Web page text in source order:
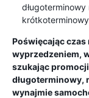
Poświęcając
wyprzedzeniem,
szukając
długoterminowy,
wynajmie